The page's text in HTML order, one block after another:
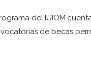
del IUIOM
de becas